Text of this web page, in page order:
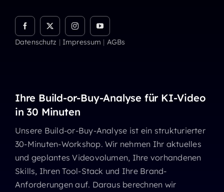
Datenschutz | Impressum | AGBs
Ihre Build-or-Buy-Analyse für KI-Video
in 30 Minuten
Unsere Build-or-Buy-Analyse ist ein strukturierter
30-Minuten-Workshop. Wir nehmen Ihr aktuelles
und geplantes Videovolumen, Ihre vorhandenen
Skills, Ihren Tool-Stack und Ihre Brand-
Anforderungen auf. Daraus berechnen wir